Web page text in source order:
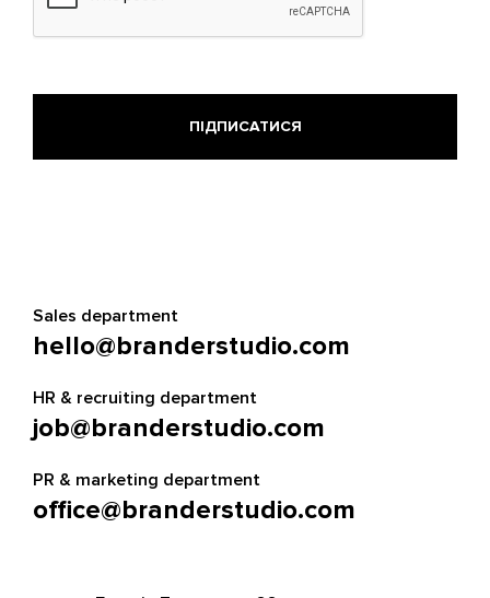
Sales department
hello@branderstudio.com
HR & recruiting department
job@branderstudio.com
PR & marketing department
office@branderstudio.com